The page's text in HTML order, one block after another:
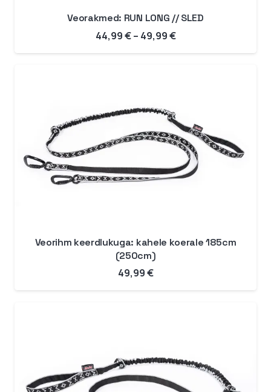
Veorakmed: RUN LONG // SLED
44,99€ – 49,99€Hinnavahemik:
44,99 €
Veorihm keerdlukuga: kahele koerale 185cm
(250cm)
49,99€